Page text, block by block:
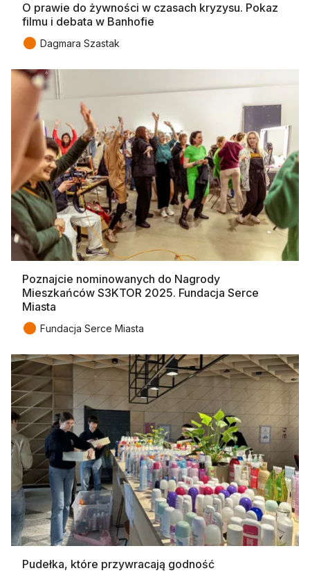
O prawie do żywności w czasach kryzysu. Pokaz
filmu i debata w Banhofie
● Dagmara Szastak
Poznajcie nominowanych do Nagrody
Mieszkańców S3KTOR 2025. Fundacja Serce
Miasta
● Fundacja Serce Miasta
Pudełka, które przywracają godność